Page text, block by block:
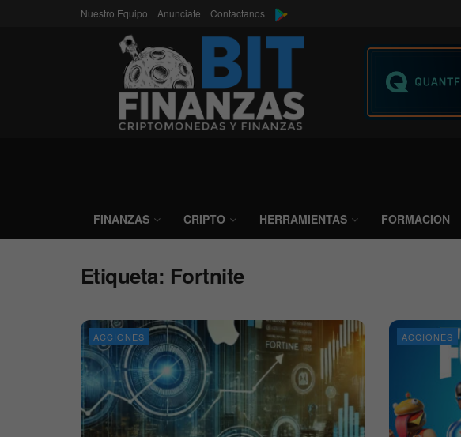
Nuestro Equipo Anunciate Contactanos
FINANZAS CRIPTO HERRAMIENTAS FORMACION
Etiqueta: Fortnite
ACCIONES ACCIONES